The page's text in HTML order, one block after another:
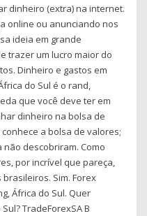
dinheiro (extra) na internet.
online ou anunciando nos
ideia em grande
trazer um lucro maior do
Dinheiro e gastos em
do Sul é o rand,
que você deve ter em
dinheiro na bolsa de
a bolsa de valores;
descobriram. Como
por incrível que pareça,
Sim. Forex
África do Sul. Quer
TradeForexSA В